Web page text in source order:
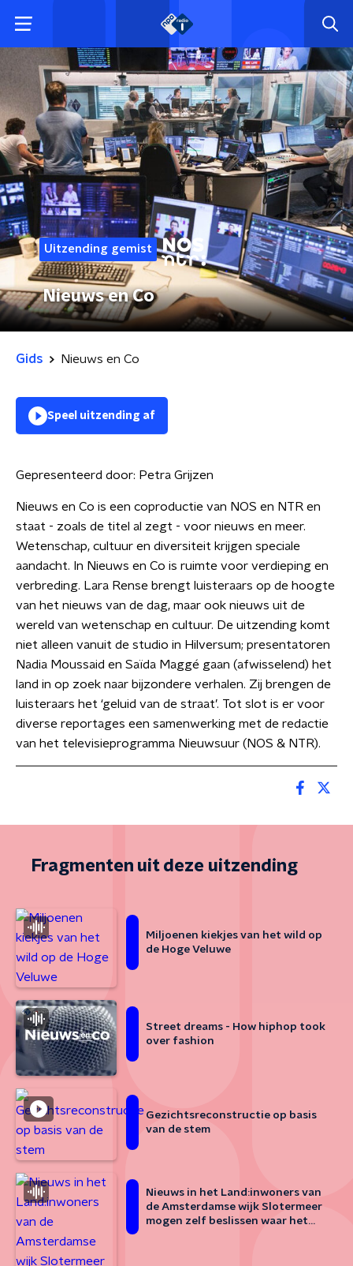
Uitzending gemist
Nieuws en Co
Gids Nieuws en Co
Speel uitzending af
Gepresenteerd door: Petra Grijzen
Nieuws en Co is een coproductie van NOS en NTR en
staat - zoals de titel al zegt - voor nieuws en meer.
Wetenschap, cultuur en diversiteit krijgen speciale
aandacht. In Nieuws en Co is ruimte voor verdieping en
verbreding. Lara Rense brengt luisteraars op de hoogte
van het nieuws van de dag, maar ook nieuws uit de
wereld van wetenschap en cultuur. De uitzending komt
niet alleen vanuit de studio in Hilversum; presentatoren
Nadia Moussaid en Saïda Maggé gaan (afwisselend) het
land in op zoek naar bijzondere verhalen. Zij brengen de
luisteraars het ‘geluid van de straat’. Tot slot is er voor
diverse reportages een samenwerking met de redactie
van het televisieprogramma Nieuwsuur (NOS & NTR).
Fragmenten uit deze uitzending
Miljoenen kiekjes van het wild op
de Hoge Veluwe
Street dreams - How hiphop took
over fashion
Gezichtsreconstructie op basis
van de stem
Nieuws in het Land:inwoners van
de Amsterdamse wijk Slotermeer
mogen zelf beslissen waar het